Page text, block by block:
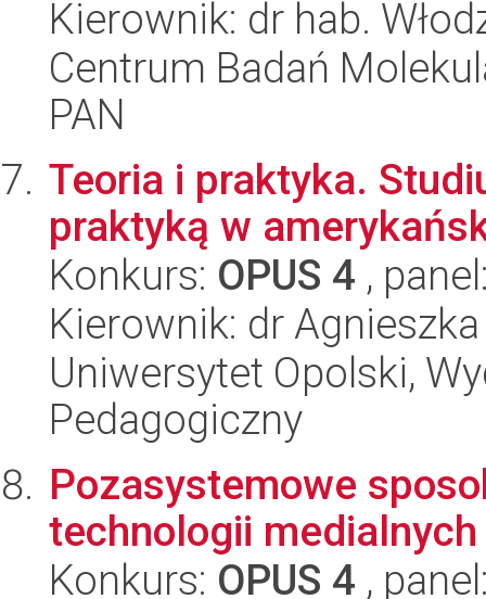
Kierownik: dr hab.
Centrum Badań
PAN
Teoria i praktyka.
praktyką w
Konkurs: OPUS 4 ,
Kierownik: dr
Uniwersytet Opolski,
Pedagogiczny
Pozasystemowe
technologii
Konkurs: OPUS 4 ,